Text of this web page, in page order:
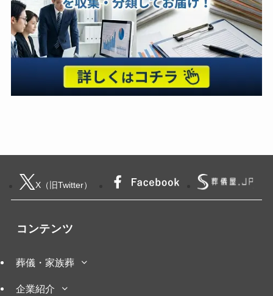
X（旧Twitter）
コンテンツ
葬儀・家族葬
企業紹介